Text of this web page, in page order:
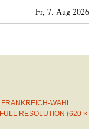
Fr, 7. Aug 2026
WAHL
FULL RESOLUTION (620 ×